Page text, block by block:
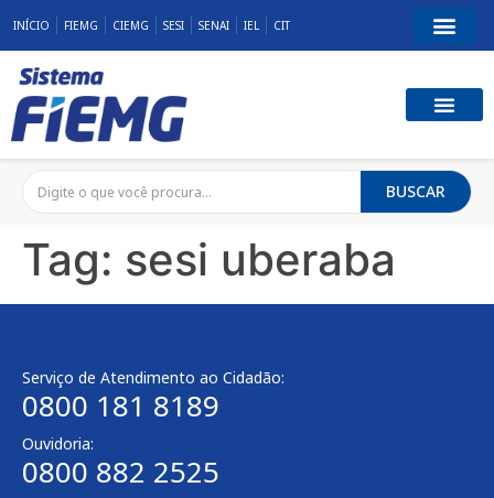
INÍCIO FIEMG CIEMG SESI SENAI IEL CIT
BUSCAR
Tag: sesi uberaba
Serviço de Atendimento ao Cidadão:
0800 181 8189
Ouvidoria:
0800 882 2525​